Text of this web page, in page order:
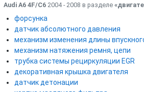
Audi A6 4F/C6 2004 - 2008 в разделе
форсунка
датчик абсолютного давления
механизм изменения длины
механизм натяжения ремня, цепи
трубка системы рециркуляции EGR
декоративная крышка двигателя
датчик детонации